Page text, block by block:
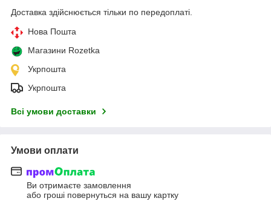
Доставка здійснюється тільки по передоплаті.
Нова Пошта
Магазини Rozetka
Укрпошта
Укрпошта
Всі умови доставки
Умови оплати
Ви отримаєте замовлення
або гроші повернуться на вашу картку